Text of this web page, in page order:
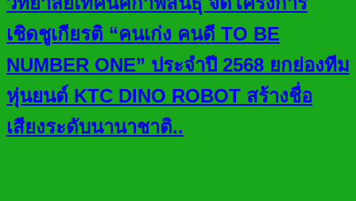
เชิดชูเกียรติ “คนเก่ง คนดี TO BE
NUMBER ONE” ประจำปี 2568 ยกย่องทีม
หุ่นยนต์ KTC DINO ROBOT สร้างชื่อ
เสียงระดับนานาชาติ..